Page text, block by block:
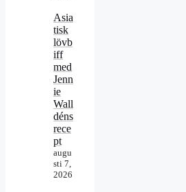
Asia
tisk
lövb
iff
med
Jenn
ie
Wall
déns
rece
pt
augu
sti 7,
2026